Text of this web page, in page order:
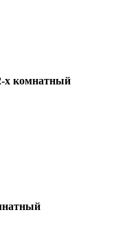
х комнатный